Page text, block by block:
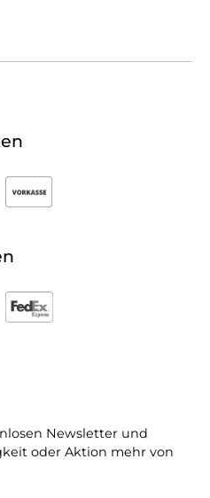
Newsletter und
oder Aktion mehr von